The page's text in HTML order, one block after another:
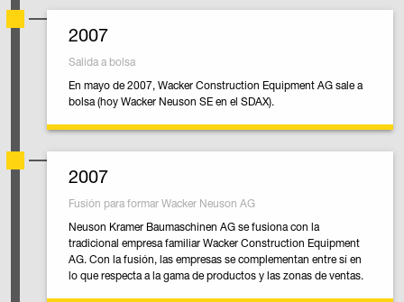
2007
Salida a bolsa
En mayo de 2007, Wacker Construction Equipment AG sale a
bolsa (hoy Wacker Neuson SE en el SDAX).
2007
Fusión para formar Wacker Neuson AG
Neuson Kramer Baumaschinen AG se fusiona con la
tradicional empresa familiar Wacker Construction Equipment
AG. Con la fusión, las empresas se complementan entre sí en
lo que respecta a la gama de productos y las zonas de ventas.